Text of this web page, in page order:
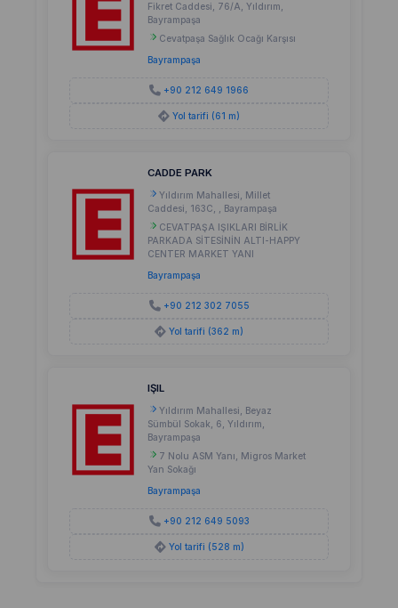
Fikret Caddesi, 76/A, Yıldırım,
Bayrampaşa
Cevatpaşa Sağlık Ocağı Karşısı
Bayrampaşa
+90 212 649 1966
Yol tarifi (61 m)
CADDE PARK
Yıldırım Mahallesi, Millet
Caddesi, 163C, , Bayrampaşa
CEVATPAŞA IŞIKLARI BİRLİK
PARKADA SİTESİNİN ALTI-HAPPY
CENTER MARKET YANI
Bayrampaşa
+90 212 302 7055
Yol tarifi (362 m)
IŞIL
Yıldırım Mahallesi, Beyaz
Sümbül Sokak, 6, Yıldırım,
Bayrampaşa
7 Nolu ASM Yanı, Migros Market
Yan Sokağı
Bayrampaşa
+90 212 649 5093
Yol tarifi (528 m)